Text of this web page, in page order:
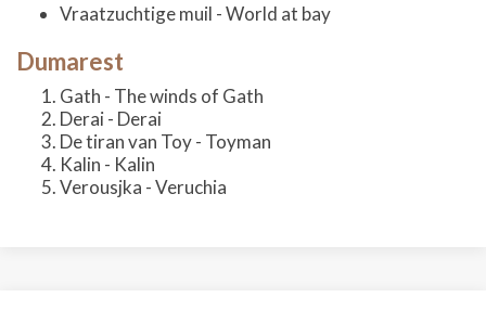
Vraatzuchtige muil - World at bay
Dumarest
Gath - The winds of Gath
Derai - Derai
De tiran van Toy - Toyman
Kalin - Kalin
Verousjka - Veruchia